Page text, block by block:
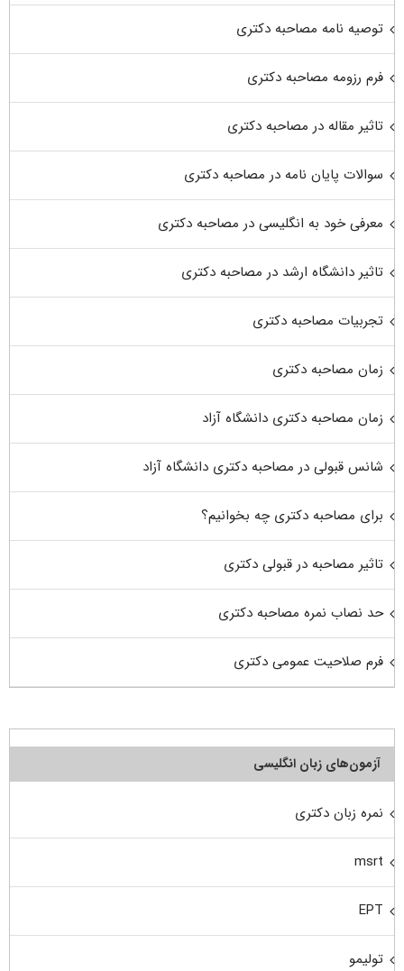
توصیه نامه مصاحبه دکتری
فرم رزومه مصاحبه دکتری
تاثیر مقاله در مصاحبه دکتری
سوالات پایان نامه در مصاحبه دکتری
معرفی خود به انگلیسی در مصاحبه دکتری
تاثیر دانشگاه ارشد در مصاحبه دکتری
تجربیات مصاحبه دکتری
زمان مصاحبه دکتری
زمان مصاحبه دکتری دانشگاه آزاد
شانس قبولی در مصاحبه دکتری دانشگاه آزاد
برای مصاحبه دکتری چه بخوانیم؟
تاثیر مصاحبه در قبولی دکتری
حد نصاب نمره مصاحبه دکتری
فرم صلاحیت عمومی دکتری
آزمون‌های زبان انگلیسی
نمره زبان دکتری
msrt
EPT
تولیمو